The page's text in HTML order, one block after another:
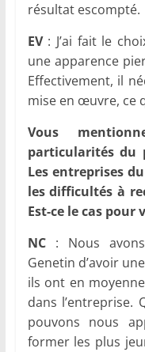
résultat escompté.
EV: J’ai fait le
une apparence
Effectivement, il
mise en œuvre, ce
Vous
particularités du
Les entreprises
les difficultés à
Est-ce le cas pour
NC: Nous
Genetin d’avoir
ils ont en
dans l’entreprise.
pouvons nous
former les plus